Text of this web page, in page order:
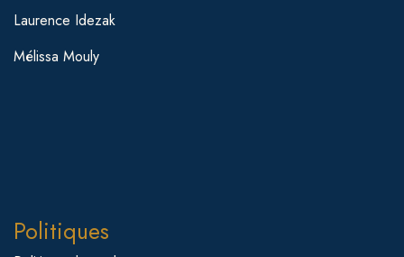
Laurence Idezak
Mélissa Mouly
Politiques